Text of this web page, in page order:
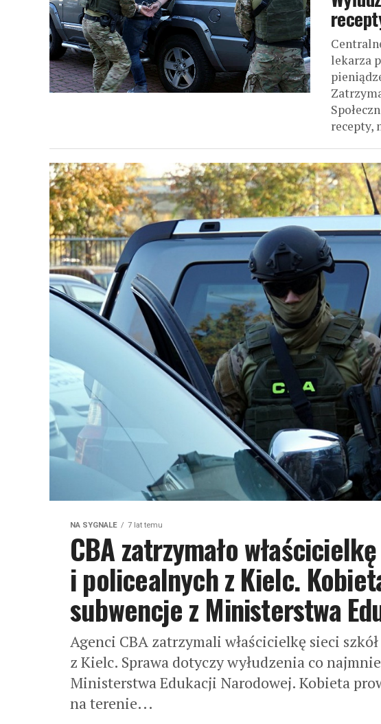
lekarza
recepty,
NA SYGNALE 7 lat temu
CBA zatrzymało
i policealnych z Kielc.
subwencje z Ministerstwa
Agenci CBA zatrzymali właścicielkę sieci
z Kielc. Sprawa dotyczy wyłudzenia co
Ministerstwa Edukacji Narodowej. Kobieta
na terenie...